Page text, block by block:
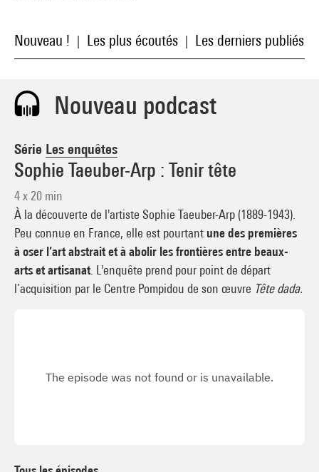
Nouveau ! | Les plus écoutés | Les derniers publiés
Nouveau podcast
Série Les enquêtes
Sophie Taeuber-Arp : Tenir tête
4 x 20 min
À la découverte de l'artiste Sophie Taeuber-Arp (1889-1943).
Peu connue en France, elle est pourtant une des premières
à oser l’art abstrait et à abolir les frontières entre beaux-
arts et artisanat . L'enquête prend pour point de départ
l’acquisition par le Centre Pompidou de son œuvre Tête dada.